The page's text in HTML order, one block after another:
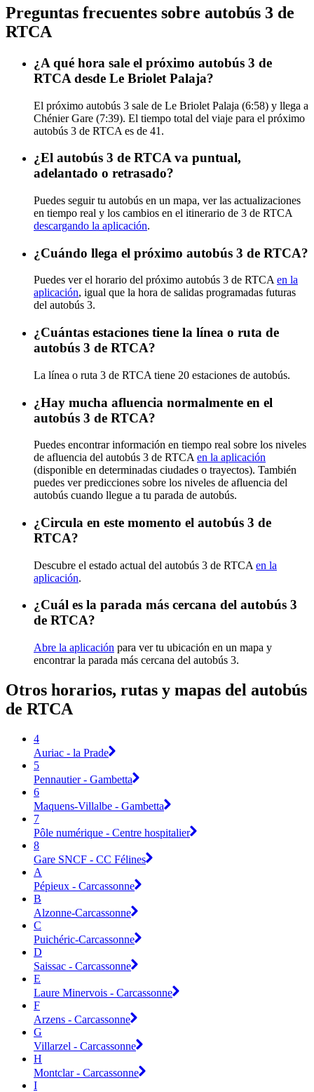
Preguntas frecuentes sobre autobús 3 de
RTCA
¿A qué hora sale el próximo autobús 3 de
RTCA desde Le Briolet Palaja?
El próximo autobús 3 sale de Le Briolet Palaja (6:58) y llega a
Chénier Gare (7:39). El tiempo total del viaje para el próximo
autobús 3 de RTCA es de 41.
¿El autobús 3 de RTCA va puntual,
adelantado o retrasado?
Puedes seguir tu autobús en un mapa, ver las actualizaciones
en tiempo real y los cambios en el itinerario de 3 de RTCA
descargando la aplicación.
¿Cuándo llega el próximo autobús 3 de RTCA?
Puedes ver el horario del próximo autobús 3 de RTCA en la
aplicación, igual que la hora de salidas programadas futuras
del autobús 3.
¿Cuántas estaciones tiene la línea o ruta de
autobús 3 de RTCA?
La línea o ruta 3 de RTCA tiene 20 estaciones de autobús.
¿Hay mucha afluencia normalmente en el
autobús 3 de RTCA?
Puedes encontrar información en tiempo real sobre los niveles
de afluencia del autobús 3 de RTCA en la aplicación
(disponible en determinadas ciudades o trayectos). También
puedes ver predicciones sobre los niveles de afluencia del
autobús cuando llegue a tu parada de autobús.
¿Circula en este momento el autobús 3 de
RTCA?
Descubre el estado actual del autobús 3 de RTCA en la
aplicación.
¿Cuál es la parada más cercana del autobús 3
de RTCA?
Abre la aplicación para ver tu ubicación en un mapa y
encontrar la parada más cercana del autobús 3.
Otros horarios, rutas y mapas del autobús
de RTCA
4
Auriac - la Prade
5
Pennautier - Gambetta
6
Maquens-Villalbe - Gambetta
7
Pôle numérique - Centre hospitalier
8
Gare SNCF - CC Félines
A
Pépieux - Carcassonne
B
Alzonne-Carcassonne
C
Puichéric-Carcassonne
D
Saissac - Carcassonne
E
Laure Minervois - Carcassonne
F
Arzens - Carcassonne
G
Villarzel - Carcassonne
H
Montclar - Carcassonne
I